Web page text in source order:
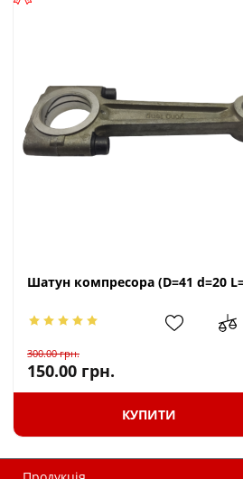
Шатун компресора (D=41 d=20
300.00грн.
150.00 грн.
КУПИТИ